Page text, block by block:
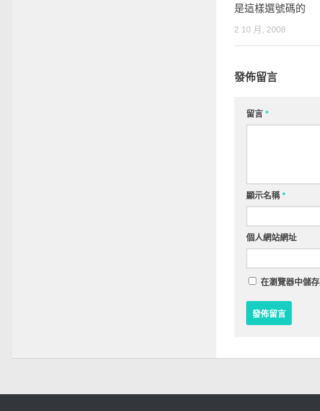
是這樣選號碼的
2 10 月, 2008
發佈留言
留言 *
顯示名稱*
個人網站網址
在瀏覽器中儲